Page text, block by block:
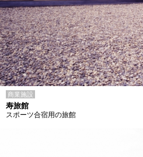
商業施設
寿旅館
スポーツ合宿用の旅館